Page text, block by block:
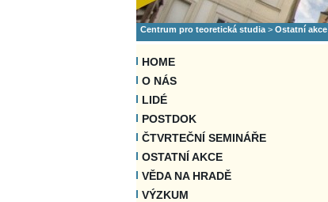
Centrum pro teoretická studia > Ostatní akce
HOME
O NÁS
LIDÉ
POSTDOK
ČTVRTEČNÍ SEMINÁŘE
OSTATNÍ AKCE
VĚDA NA HRADĚ
VÝZKUM